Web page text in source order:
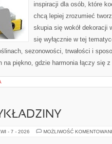
inspiracji dla osób, które
chcą lepiej zrozumieć
skupia się wokół dekoracji
się wyłącznie w tej
sezonowości, trwałości i
na piękno, gdzie harmonia łączy się
- 7 - 2026 MOŻLIWOŚĆ